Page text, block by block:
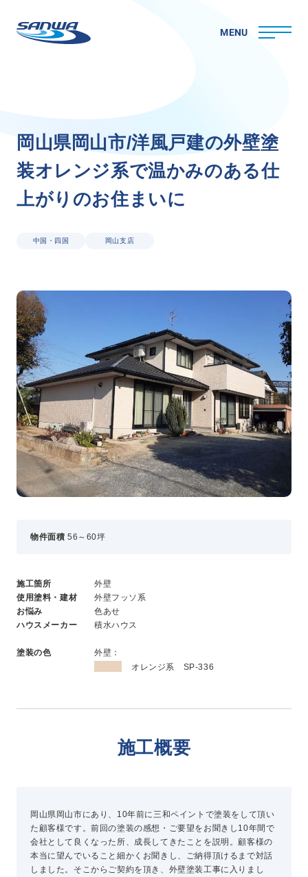
MENU
三和ペイントについて
理念
代表メッセージ
会社概要
取り組み
事業・サービス
外壁塗装
屋根塗装
いえもる
外壁のミカタ（塗り替え相談所）
住まい探しのミカタ
施工事例
外壁セルフチェック
無料点検・お見積もり
メッセージ
仕事紹介
キャリア形成
福利厚生・社内イベント
新卒採用
中途採用
よくある質問
お問い合わせ
資料請求
簡単Web見積もり（無料）
現地診断見積もり（無料）
岡 山県岡 山市/洋風戸建の外壁塗
装オ レ ンジ系で温かみのある仕
上がり のお住 ま いに
中国・四国 岡山支店
物件面積 56～60坪
施工箇所
外壁
使用塗料・建材
外壁フッソ系
お悩み
色あせ
ハウスメーカー
積水ハウス
塗装の色
外壁：
オレンジ系 SP-336
施工概要
岡山県岡山市にあり、10年前に三和ペイントで塗装をして頂い
た顧客様です。前回の塗装の感想・ご要望をお聞きし10年間で
会社として良くなった所、成長してきたことを説明。顧客様の
本当に望んでいること細かくお聞きし、ご納得頂けるまで対話
しました。そこからご契約を頂き、外壁塗装工事に入りまし